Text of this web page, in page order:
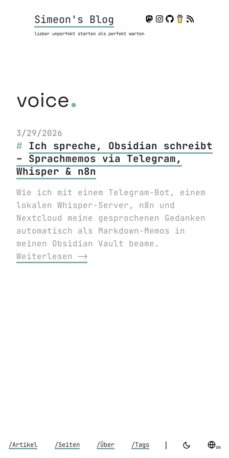
Simeon's Blog
lieber unperfekt starten als perfekt warten
/Artikel /Seiten /Über /Tags de
voice.
3/29/2026
Ich spreche, Obsidian schreibt
– Sprachmemos via Telegram,
Whisper & n8n
Wie ich mit einem Telegram-Bot, einem
lokalen Whisper-Server, n8n und
Nextcloud meine gesprochenen Gedanken
automatisch als Markdown-Memos in
meinen Obsidian Vault beame.
Weiterlesen ⟶